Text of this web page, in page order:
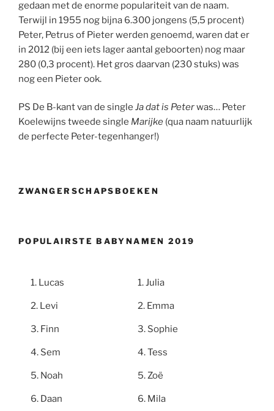
gedaan met de enorme populariteit van de naam.
Terwijl in 1955 nog bijna 6.300 jongens (5,5 procent)
Peter, Petrus of Pieter werden genoemd, waren dat er
in 2012 (bij een iets lager aantal geboorten) nog maar
280 (0,3 procent). Het gros daarvan (230 stuks) was
nog een Pieter ook.
PS De B-kant van de single Ja dat is Peterwas… Peter
Koelewijns tweede single Marijke (qua naam natuurlijk
de perfecte Peter-tegenhanger!)
ZWANGERSCHAPSBOEKEN
POPULAIRSTE BABYNAMEN 2019
Lucas
Levi
Finn
Sem
Noah
Daan
Julia
Emma
Sophie
Tess
Zoë
Mila